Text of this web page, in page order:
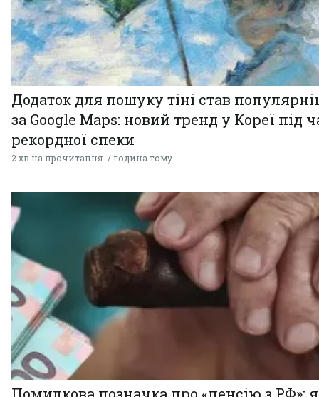
Додаток для пошуку тіні став
за Google Maps: новий тренд у Кореї під
рекордної спеки
2 хв на прочитання година тому
Помилкова позначка про «пенсію з РФ»: